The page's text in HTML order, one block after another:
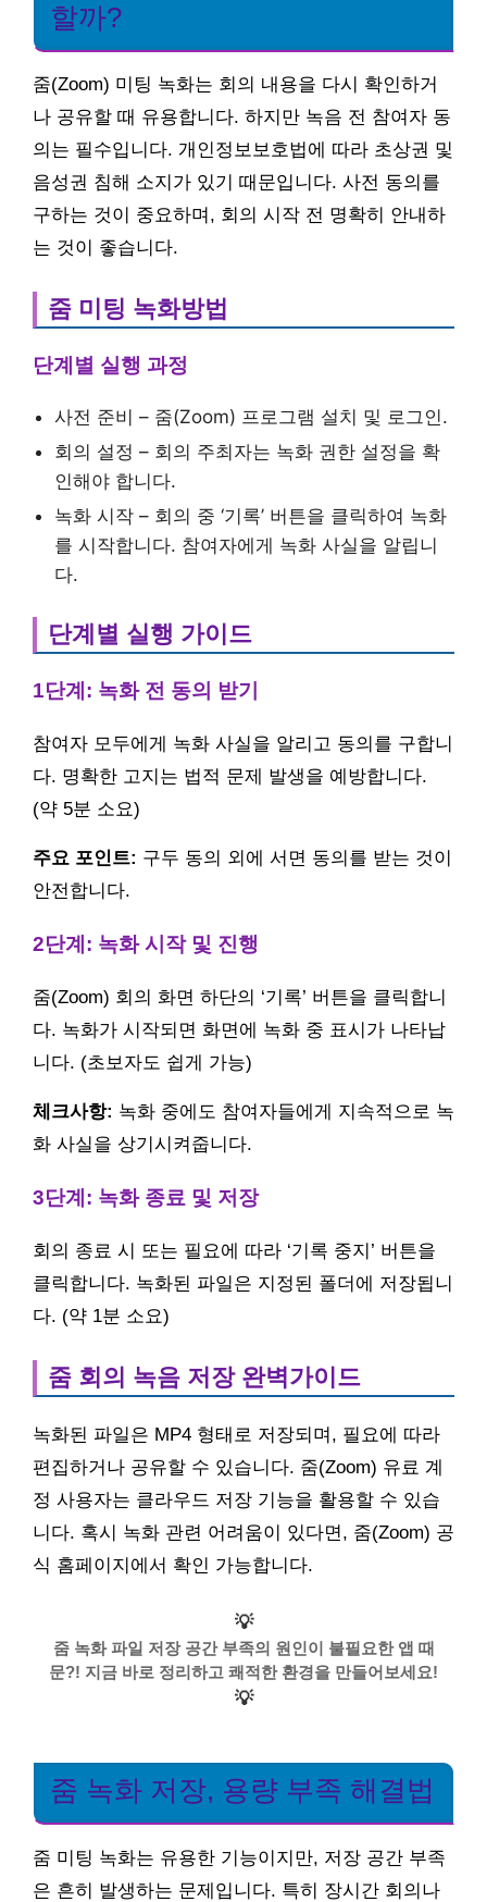
할까?
줌(Zoom) 미팅 녹화는 회의 내용을 다시 확인하거
나 공유할 때 유용합니다. 하지만 녹음 전 참여자 동
의는 필수입니다. 개인정보보호법에 따라 초상권 및
음성권 침해 소지가 있기 때문입니다. 사전 동의를
구하는 것이 중요하며, 회의 시작 전 명확히 안내하
는 것이 좋습니다.
줌 미팅 녹화방법
단계별 실행 과정
사전 준비 – 줌(Zoom) 프로그램 설치 및 로그인.
회의 설정 – 회의 주최자는 녹화 권한 설정을 확
인해야 합니다.
녹화 시작 – 회의 중 ‘기록’ 버튼을 클릭하여 녹화
를 시작합니다. 참여자에게 녹화 사실을 알립니
다.
단계별 실행 가이드
1단계: 녹화 전 동의 받기
참여자 모두에게 녹화 사실을 알리고 동의를 구합니
다. 명확한 고지는 법적 문제 발생을 예방합니다.
(약 5분 소요)
주요 포인트: 구두 동의 외에 서면 동의를 받는 것이
안전합니다.
2단계: 녹화 시작 및 진행
줌(Zoom) 회의 화면 하단의 ‘기록’ 버튼을 클릭합니
다. 녹화가 시작되면 화면에 녹화 중 표시가 나타납
니다. (초보자도 쉽게 가능)
체크사항: 녹화 중에도 참여자들에게 지속적으로 녹
화 사실을 상기시켜줍니다.
3단계: 녹화 종료 및 저장
회의 종료 시 또는 필요에 따라 ‘기록 중지’ 버튼을
클릭합니다. 녹화된 파일은 지정된 폴더에 저장됩니
다. (약 1분 소요)
줌 회의 녹음 저장 완벽가이드
녹화된 파일은 MP4 형태로 저장되며, 필요에 따라
편집하거나 공유할 수 있습니다. 줌(Zoom) 유료 계
정 사용자는 클라우드 저장 기능을 활용할 수 있습
니다. 혹시 녹화 관련 어려움이 있다면, 줌(Zoom) 공
식 홈페이지에서 확인 가능합니다.
💡
줌 녹화 파일 저장 공간 부족의 원인이 불필요한 앱 때
문?! 지금 바로 정리하고 쾌적한 환경을 만들어보세요!
💡
줌 녹화 저장, 용량 부족 해결법
줌 미팅 녹화는 유용한 기능이지만, 저장 공간 부족
은 흔히 발생하는 문제입니다. 특히 장시간 회의나